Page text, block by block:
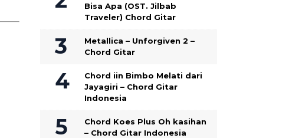
Bisa Apa (OST. Jilbab
Traveler) Chord Gitar
Metallica – Unforgiven 2 –
Chord Gitar
Chord iin Bimbo Melati dari
Jayagiri – Chord Gitar
Indonesia
Chord Koes Plus Oh kasihan
– Chord Gitar Indonesia